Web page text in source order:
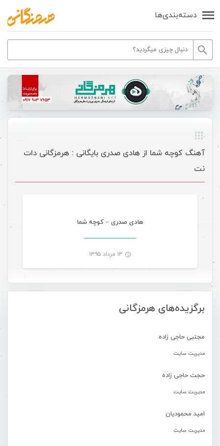
دسته‌بندی‌ها
برگزیده‌های هرمزگانی
مجتبی حاجی زاده
مدیریت سایت
حجت حاجی زاده
مدیریت سایت
امید محمودیان
مدیریت سایت
آهنگ کوچه شما از هادی صدری بایگانی : هرمزگانی دات
نت
هادی صدری – کوچه شما
۱۳ مرداد ۱۳۹۵